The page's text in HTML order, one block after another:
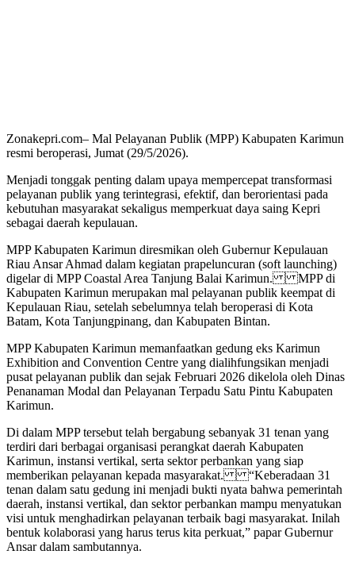
Zonakepri.com– Mal Pelayanan Publik (MPP) Kabupaten Karimun
resmi beroperasi, Jumat (29/5/2026).
Menjadi tonggak penting dalam upaya mempercepat transformasi
pelayanan publik yang terintegrasi, efektif, dan berorientasi pada
kebutuhan masyarakat sekaligus memperkuat daya saing Kepri
sebagai daerah kepulauan.
MPP Kabupaten Karimun diresmikan oleh Gubernur Kepulauan
Riau Ansar Ahmad dalam kegiatan prapeluncuran (soft launching)
digelar di MPP Coastal Area Tanjung Balai Karimun. MPP di
Kabupaten Karimun merupakan mal pelayanan publik keempat di
Kepulauan Riau, setelah sebelumnya telah beroperasi di Kota
Batam, Kota Tanjungpinang, dan Kabupaten Bintan.
MPP Kabupaten Karimun memanfaatkan gedung eks Karimun
Exhibition and Convention Centre yang dialihfungsikan menjadi
pusat pelayanan publik dan sejak Februari 2026 dikelola oleh Dinas
Penanaman Modal dan Pelayanan Terpadu Satu Pintu Kabupaten
Karimun.
Di dalam MPP tersebut telah bergabung sebanyak 31 tenan yang
terdiri dari berbagai organisasi perangkat daerah Kabupaten
Karimun, instansi vertikal, serta sektor perbankan yang siap
memberikan pelayanan kepada masyarakat. “Keberadaan 31
tenan dalam satu gedung ini menjadi bukti nyata bahwa pemerintah
daerah, instansi vertikal, dan sektor perbankan mampu menyatukan
visi untuk menghadirkan pelayanan terbaik bagi masyarakat. Inilah
bentuk kolaborasi yang harus terus kita perkuat,” papar Gubernur
Ansar dalam sambutannya.